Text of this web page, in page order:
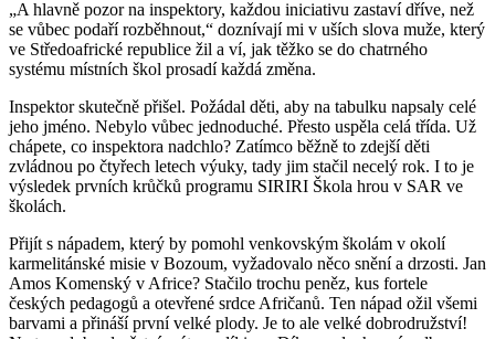
„A hlavně pozor na inspektory, každou iniciativu zastaví dříve, než
se vůbec podaří rozběhnout,“ doznívají mi v uších slova muže, který
ve Středoafrické republice žil a ví, jak těžko se do chatrného
systému místních škol prosadí každá změna.
Inspektor skutečně přišel. Požádal děti, aby na tabulku napsaly celé
jeho jméno. Nebylo vůbec jednoduché. Přesto uspěla celá třída. Už
chápete, co inspektora nadchlo? Zatímco běžně to zdejší děti
zvládnou po čtyřech letech výuky, tady jim stačil necelý rok. I to je
výsledek prvních krůčků programu SIRIRI Škola hrou v SAR ve
školách.
Přijít s nápadem, který by pomohl venkovským školám v okolí
karmelitánské misie v Bozoum, vyžadovalo něco snění a drzosti. Jan
Amos Komenský v Africe? Stačilo trochu peněz, kus fortele
českých pedagogů a otevřené srdce Afričanů. Ten nápad ožil všemi
barvami a přináší první velké plody. Je to ale velké dobrodružství!